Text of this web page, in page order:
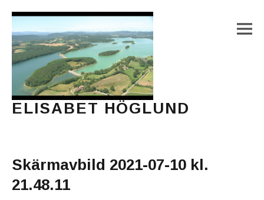
ELISABET HÖGLUND
Skärmavbild 2021-07-10 kl.
21.48.11